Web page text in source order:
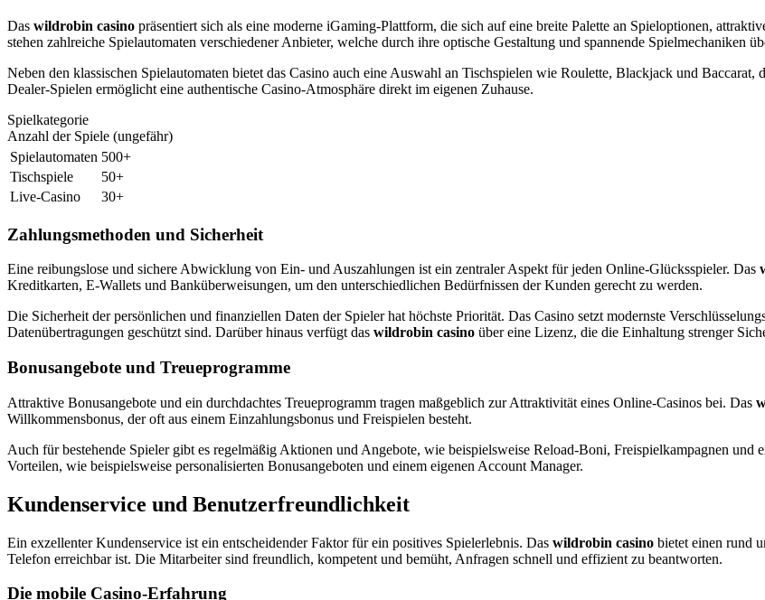
Das wildrobin casino präsentiert sich als eine moderne iGaming-Plattform, die sich auf eine breite Palette an Spieloptionen,
stehen zahlreiche Spielautomaten verschiedener Anbieter, welche durch ihre optische Gestaltung und spannende Spielmechaniken
Neben den klassischen Spielautomaten bietet das Casino auch eine Auswahl an Tischspielen wie Roulette, Blackjack und
Dealer-Spielen ermöglicht eine authentische Casino-Atmosphäre direkt im eigenen Zuhause.
Spielkategorie
Anzahl der Spiele (ungefähr)
Spielautomaten 500+
Tischspiele
50+
Live-Casino
30+
Zahlungsmethoden und Sicherheit
Eine reibungslose und sichere Abwicklung von Ein- und Auszahlungen ist ein zentraler Aspekt für jeden Online-Glücksspieler. Das
Kreditkarten, E-Wallets und Banküberweisungen, um den unterschiedlichen Bedürfnissen der Kunden gerecht zu werden.
Die Sicherheit der persönlichen und finanziellen Daten der Spieler hat höchste Priorität. Das Casino setzt modernste
Datenübertragungen geschützt sind. Darüber hinaus verfügt das wildrobin casino über eine Lizenz, die die Einhaltung strenger
Bonusangebote und Treueprogramme
Attraktive Bonusangebote und ein durchdachtes Treueprogramm tragen maßgeblich zur Attraktivität eines Online-Casinos bei. Das
Willkommensbonus, der oft aus einem Einzahlungsbonus und Freispielen besteht.
Auch für bestehende Spieler gibt es regelmäßig Aktionen und Angebote, wie beispielsweise Reload-Boni, Freispielkampagnen
Vorteilen, wie beispielsweise personalisierten Bonusangeboten und einem eigenen Account Manager.
Kundenservice und Benutzerfreundlichkeit
Ein exzellenter Kundenservice ist ein entscheidender Faktor für ein positives Spielerlebnis. Das wildrobin casino bietet einen rund
Telefon erreichbar ist. Die Mitarbeiter sind freundlich, kompetent und bemüht, Anfragen schnell und effizient zu beantworten.
Die mobile Casino-Erfahrung